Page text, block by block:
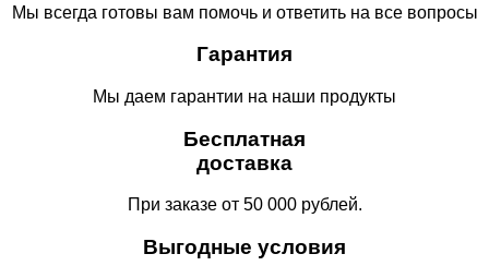
Мы всегда готовы вам помочь и ответить на все вопросы
Гарантия
Мы даем гарантии на наши продукты
Бесплатная
доставка
При заказе от 50 000 рублей.
Выгодные условия